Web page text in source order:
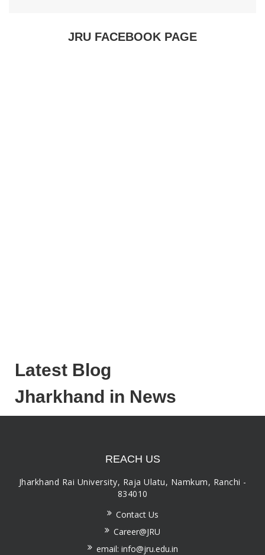
JRU FACEBOOK PAGE
Latest Blog
Jharkhand in News
REACH US
Jharkhand Rai University, Raja Ulatu, Namkum, Ranchi -
834010
Contact Us
Career@JRU
email: info@jru.edu.in